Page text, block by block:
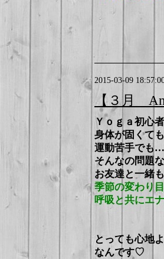
2015-03-09
【３月
Ｙｏｇａ初心
身体が固くて
運動苦手でも…
そんなの問題
お友達と一緒
季節の変わり
呼吸と共にエ
とっても心地
なんです♡